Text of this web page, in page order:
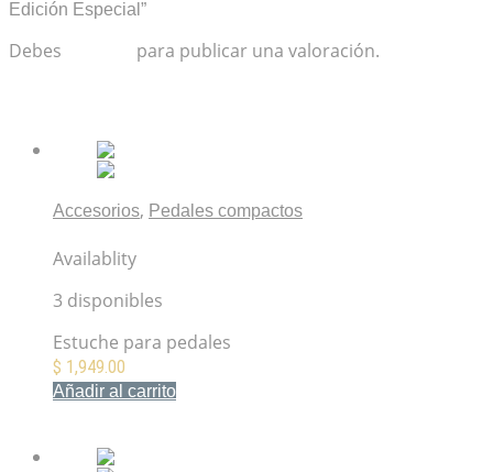
Edición Especial”
Debes para publicar una valoración.
Accesorios, Pedales compactos
Availablity
3 disponibles
Estuche para pedales
$ 1,949.00
Añadir al carrito